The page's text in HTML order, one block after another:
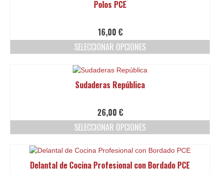
la
producto
múltiples
Las
opciones
se
pueden
elegir
la
producto
Polos PCE
16,00 €
SELECCIONAR OPCIONES
producto
múltiples
Las
opciones
se
elegir
la
Sudaderas República
26,00 €
SELECCIONAR OPCIONES
producto
múltiples
Delantal de Cocina Profesional con Bordado PCE